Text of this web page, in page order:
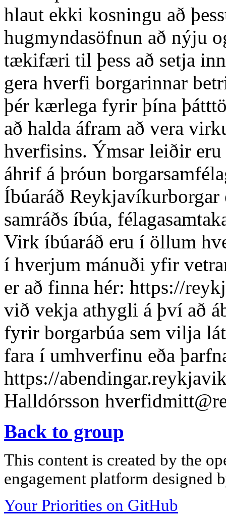
hlaut ekki kosningu að
hugmyndasöfnun að nýju
tækifæri til þess að setja
gera hverfi borgarinnar
þér kærlega fyrir þína
að halda áfram að vera
hverfisins. Ýmsar leiðir
áhrif á þróun
Íbúaráð
samráðs íbúa,
Virk íbúaráð eru í öllum
í hverjum mánuði yfir
er að finna hér: https://
við vekja athygli á því að
fyrir borgarbúa sem vilja
fara í umhverfinu eða
https://
Halldórsson
Back to group
This content is created by the
engagement platform designed
Your Priorities on GitHub